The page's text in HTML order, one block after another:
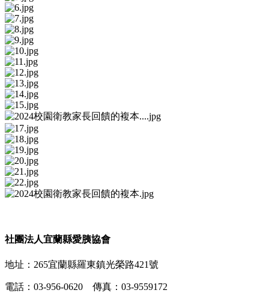
社團法人宜蘭縣愛胰協會
地址：265宜蘭縣羅東鎮光榮路421號
電話：03-956-0620 傳真：03-9559172